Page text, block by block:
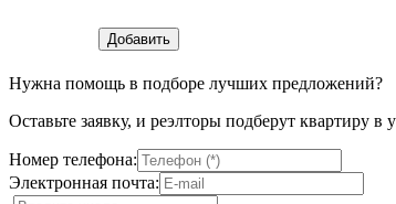
Нужна помощь в подборе лучших предложений?
Оставьте заявку, и реэлторы подберут квартиру в
Номер телефона:
Электронная почта: